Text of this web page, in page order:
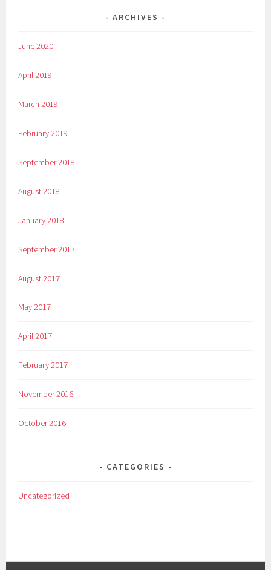
ARCHIVES
June 2020
April 2019
March 2019
February 2019
September 2018
August 2018
January 2018
September 2017
August 2017
May 2017
April 2017
February 2017
November 2016
October 2016
CATEGORIES
Uncategorized